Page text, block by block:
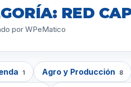
RED
por WPeMatico
1 Agro y Producción 8